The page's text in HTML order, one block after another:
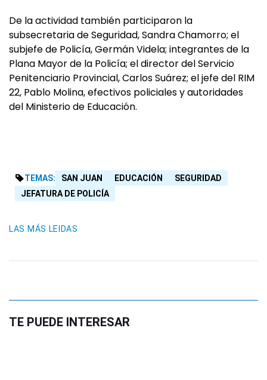
De la actividad también participaron la
subsecretaria de Seguridad, Sandra Chamorro; el
subjefe de Policía, Germán Videla; integrantes de la
Plana Mayor de la Policía; el director del Servicio
Penitenciario Provincial, Carlos Suárez; el jefe del RIM
22, Pablo Molina, efectivos policiales y autoridades
del Ministerio de Educación.
TEMAS: SAN JUAN EDUCACIÓN
SEGURIDAD
JEFATURA DE POLICÍA
LAS MÁS LEIDAS
TE PUEDE INTERESAR